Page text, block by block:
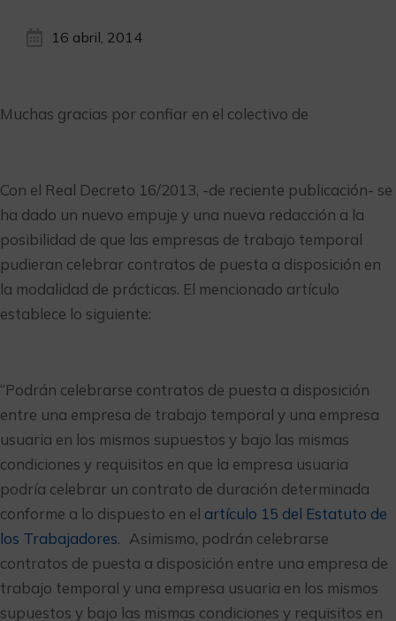
16 abril, 2014
Muchas gracias por confiar en el colectivo de
Con el Real Decreto 16/2013, -de reciente publicación- se
ha dado un nuevo empuje y una nueva redacción a la
posibilidad de que las empresas de trabajo temporal
pudieran celebrar contratos de puesta a disposición en
la modalidad de prácticas. El mencionado artículo
establece lo siguiente:
“Podrán celebrarse contratos de puesta a disposición
entre una empresa de trabajo temporal y una empresa
usuaria en los mismos supuestos y bajo las mismas
condiciones y requisitos en que la empresa usuaria
podría celebrar un contrato de duración determinada
conforme a lo dispuesto en el artículo 15 del Estatuto de
los Trabajadores. Asimismo, podrán celebrarse
contratos de puesta a disposición entre una empresa de
trabajo temporal y una empresa usuaria en los mismos
supuestos y bajo las mismas condiciones y requisitos en